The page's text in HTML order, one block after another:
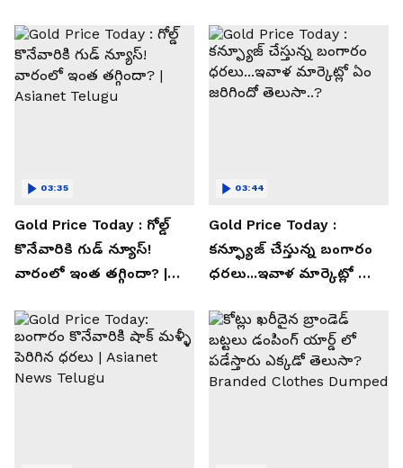
Gold Price Today : గోల్డ్
కొనేవారికి గుడ్ న్యూస్!
వారంలో ఇంత తగ్గిందా? |
03:35
Gold Price Today :
కన్ఫ్యూజ్ చేస్తున్న బంగారం
ధరలు...ఇవాళ మార్కెట్లో ఏం
03:44